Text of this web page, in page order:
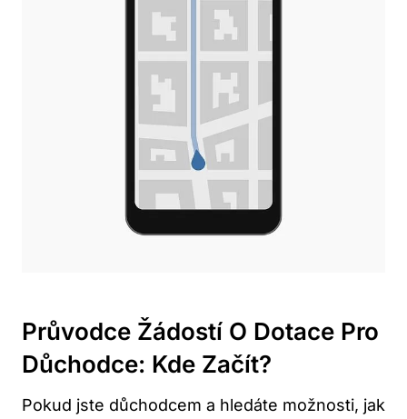
Průvodce Žádostí O Dotace Pro
Důchodce: Kde Začít?
Pokud jste důchodcem a hledáte možnosti, jak